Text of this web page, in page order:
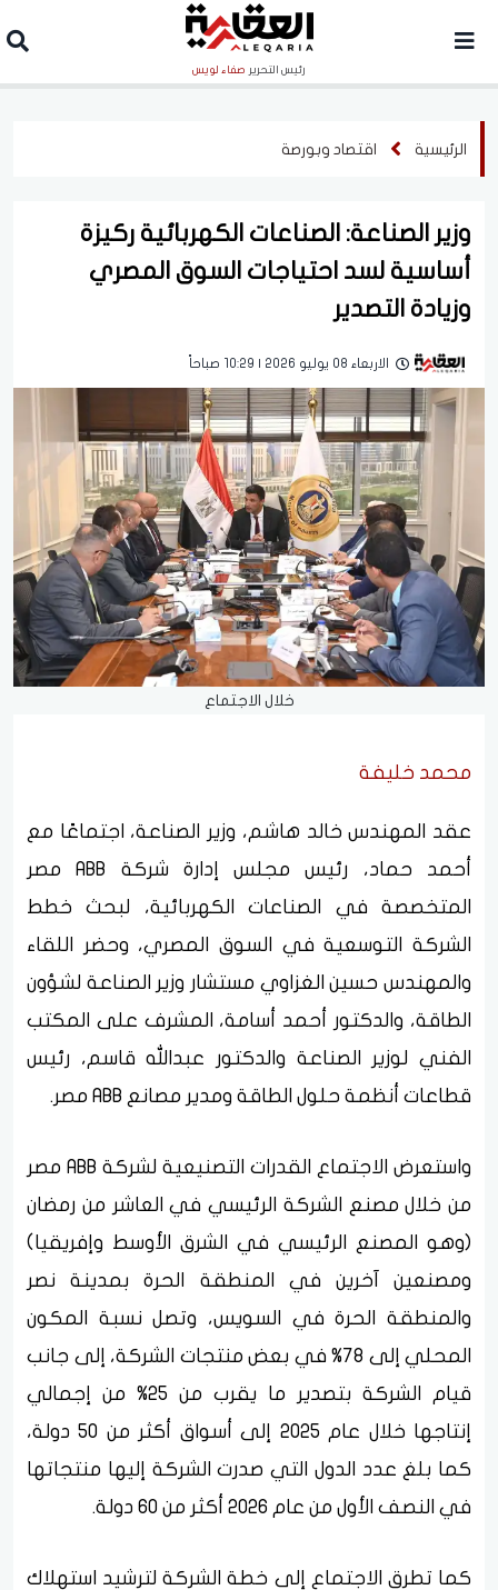
رئيس التحرير صفاء لويس
الرئيسية اقتصاد وبورصة
وزير الصناعة: الصناعات الكهربائية ركيزة
أساسية لسد احتياجات السوق المصري
وزيادة التصدير
الاربعاء 08 يوليو 2026 | 10:29 صباحاً
خلال الاجتماع
محمد خليفة
عقد المهندس خالد هاشم، وزير الصناعة، اجتماعًا مع
أحمد حماد، رئيس مجلس إدارة شركة ABB مصر
المتخصصة في الصناعات الكهربائية، لبحث خطط
الشركة التوسعية في السوق المصري، وحضر اللقاء
والمهندس حسين الغزاوي مستشار وزير الصناعة لشؤون
الطاقة، والدكتور أحمد أسامة، المشرف على المكتب
الفني لوزير الصناعة والدكتور عبدالله قاسم، رئيس
قطاعات أنظمة حلول الطاقة ومدير مصانع ABB مصر.
واستعرض الاجتماع القدرات التصنيعية لشركة ABB مصر
من خلال مصنع الشركة الرئيسي في العاشر من رمضان
(وهو المصنع الرئيسي في الشرق الأوسط وإفريقيا)
ومصنعين آخرين في المنطقة الحرة بمدينة نصر
والمنطقة الحرة في السويس، وتصل نسبة المكون
المحلي إلى 78% في بعض منتجات الشركة، إلى جانب
قيام الشركة بتصدير ما يقرب من 25% من إجمالي
إنتاجها خلال عام 2025 إلى أسواق أكثر من 50 دولة،
كما بلغ عدد الدول التي صدرت الشركة إليها منتجاتها
في النصف الأول من عام 2026 أكثر من 60 دولة.
كما تطرق الاجتماع إلى خطة الشركة لترشيد استهلاك